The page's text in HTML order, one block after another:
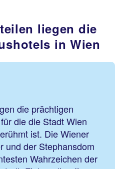
liegen die
in Wien
die prächtigen
die die Stadt Wien
ist. Die Wiener
und der Stephansdom
Wahrzeichen der